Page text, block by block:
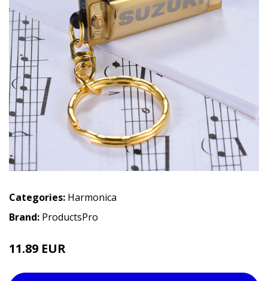
Categories: Harmonica
Brand: ProductsPro
11.89 EUR